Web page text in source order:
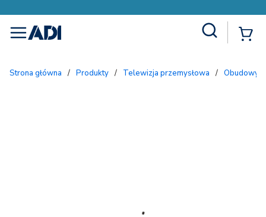
menu
Strona główna / Produkty / Telewizja przemysłowa / Obudowy